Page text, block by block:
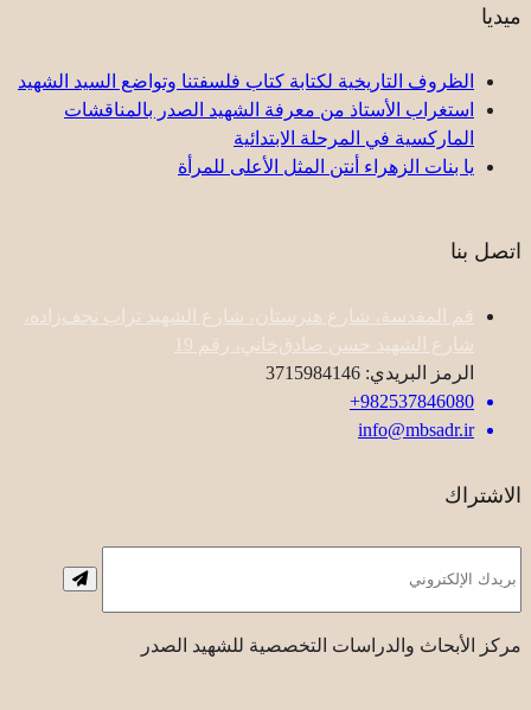
ميديا
الظروف التاريخية لكتابة كتاب فلسفتنا وتواضع السيد الشهيد
استغراب الأستاذ من معرفة الشهيد الصدر بالمناقشات
الماركسية في المرحلة الابتدائية
یا بنات الزهراء أنتن المثل الأعلى للمرأة
اتصل بنا
قم المقدسة، شارع هنرستان، شارع الشهيد تراب نجف‌زاده،
شارع الشهيد حسن صادق‌خاني، رقم 19
الرمز البريدي: 3715984146
982537846080+
info@mbsadr.ir
الاشتراك
مركز الأبحاث والدراسات التخصصية للشهيد الصدر